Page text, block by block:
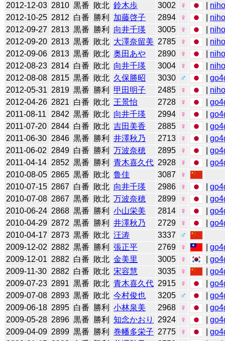
2012-12-03 2810 黒番 敗北 鈴木歩 3002 ♀
2012-10-25 2812 白番 勝利 加藤啓子 2894 ♀
2012-09-27 2813 黒番 勝利 向井千瑛 3005 ♀
2012-09-20 2813 黒番 敗北 大澤奈留美 2785 ♀
2012-09-06 2813 黒番 敗北 奥田あや 2890 ♀
2012-08-23 2814 白番 敗北 向井千瑛 3004 ♀
2012-08-08 2815 黒番 敗北 久保勝昭 3030 ♂ |
2012-05-31 2819 黒番 勝利 甲田明子 2485 ♀
2012-04-26 2821 白番 敗北 王景怡 2728 ♀ |
2011-08-11
2842 黒番 敗北 向井千瑛 2994 ♀ |
2011-07-20 2844 白番 敗北 吉田美香 2885 ♀ |
2011-06-30 2846 黒番 勝利 井澤秋乃 2713 ♀ |
2011-06-02
2849 白番 勝利 万波奈穂 2895 ♀ |
2011-04-14 2852 黒番 勝利 青木喜久代 2928 ♀ |
2010-08-05 2865 黒番 敗北 鲁佳 3087
♀
2010-07-15 2867 白番 敗北 向井千瑛 2986 ♀ |
2010-07-08 2867 黒番 敗北 万波奈穂 2899 ♀ |
2010-06-24 2868 黒番 勝利 小山栄美 2814 ♀ |
2010-04-29 2872 黒番 勝利 井澤秋乃 2729 ♀ |
2010-04-17 2873 黒番 敗北 汪涛 3337
♂
2009-12-02 2882 黒番 勝利 張正平 2769 ♀ |
2009-12-01 2882 白番 敗北 金美里 3005 ♀ |
2009-11-30 2882 白番 敗北 宋容慧 3035 ♀ |
2009-07-23 2891 黒番 敗北 青木喜久代 2915 ♀ |
2009-07-08 2893 黒番 敗北 今村俊也 3205 ♂ |
2009-06-18 2895 白番 勝利 小林泉美 2968 ♀ |
2009-05-28 2896 黒番 勝利 知念かおり 2924 ♀ |
2009-04-09 2899 黒番 勝利 巻幡多栄子 2775 ♀ |